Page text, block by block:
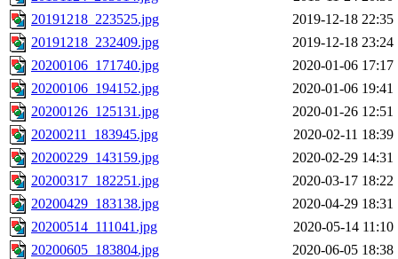
20191218_223525.jpg
2019-12-18 22:35
20191218_232409.jpg
2019-12-18 23:24
20200106_171740.jpg
2020-01-06 17:17
20200106_194152.jpg
2020-01-06 19:41
20200126_125131.jpg
2020-01-26 12:51
20200211_183945.jpg
2020-02-11 18:39
20200229_143159.jpg
2020-02-29 14:31
20200317_182251.jpg
2020-03-17 18:22
20200429_183138.jpg
2020-04-29 18:31
20200514_111041.jpg
2020-05-14 11:10
20200605_183804.jpg
2020-06-05 18:38